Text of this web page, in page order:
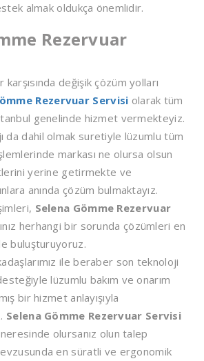
almak oldukça önemlidir.
Rezervuar
değişik çözüm yolları
Rezervuar Servisi olarak tüm
genelinde hizmet vermekteyiz.
da dahil olmak suretiyle lüzumlu tüm
markası ne olursa olsun
yerine getirmekte ve
anında çözüm bulmaktayız.
Selena Gömme Rezervuar
herhangi bir sorunda çözümleri en
buluşturuyoruz.
ile beraber son teknoloji
lüzumlu bakım ve onarım
bir hizmet anlayışıyla
Selena Gömme Rezervuar Servisi
olursanız olun talep
en süratli ve ergonomik